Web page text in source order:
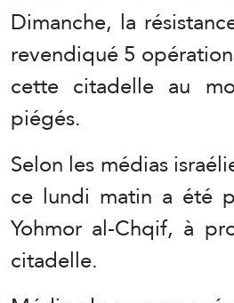
Dimanche, la
revendiqué 5
cette citadelle au
piégés.
Selon les médias
ce lundi matin a été
Yohmor al-Chqif, à
citadelle.